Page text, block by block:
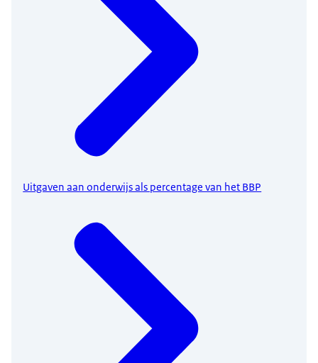
Uitgaven aan onderwijs als percentage van het BBP